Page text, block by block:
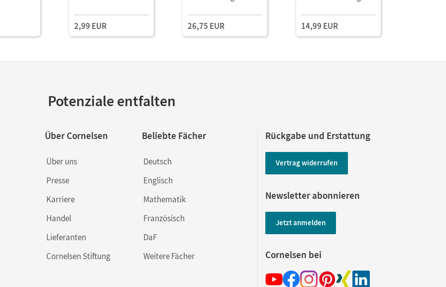
2,99 EUR 26,75 EUR 14,99 EUR
Potenziale entfalten
Über Cornelsen
Über uns
Presse
Karriere
Handel
Lieferanten
Cornelsen Stiftung
Beliebte Fächer
Deutsch
Englisch
Mathematik
Französisch
DaF
Weitere Fächer
Rückgabe und Erstattung
Vertrag widerrufen
Newsletter abonnieren
Jetzt anmelden
Cornelsen bei